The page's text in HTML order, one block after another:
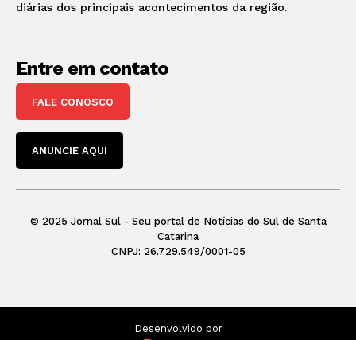
diárias dos principais acontecimentos da região.
Entre em contato
FALE CONOSCO
ANUNCIE AQUI
© 2025 Jornal Sul - Seu portal de Notícias do Sul de Santa
Catarina
CNPJ: 26.729.549/0001-05
Desenvolvido por